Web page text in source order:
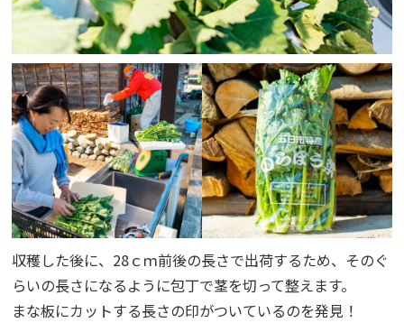
収穫した後に、28ｃｍ前後の長さで出荷するため、そのぐ
らいの長さになるように包丁で茎を切って整えます。
まな板にカットする長さの印がついているのを発見！